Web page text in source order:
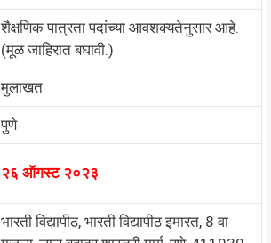
शैक्षणिक पात्रता पदांच्या आवशक्यतेनुसार आहे.
(मूळ जाहिरात बघावी.)
मुलाखत
पुणे
२६ ऑगस्ट २०२३
भारती विद्यापीठ, भारती विद्यापीठ इमारत, 8 वा